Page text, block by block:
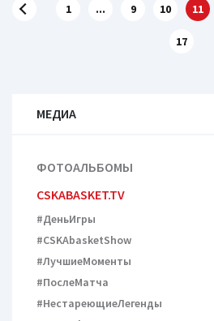
1 ... 9 10 11
17
МЕДИА
ФОТОАЛЬБОМЫ
CSKABASKET.TV
#ДеньИгры
#CSKAbasketShow
#ЛучшиеМоменты
#ПослеМатча
#НестареющиеЛегенды